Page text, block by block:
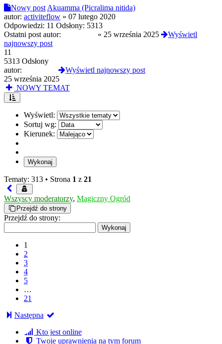
Nowy post Akuamma (Picralima nitida)
autor: activiteflow » 07 lutego 2020
Odpowiedzi: 11 Odsłony: 5313
Ostatni post autor:
« 25 września 2025
Wyświetl
najnowszy post
11
5313 Odsłony
autor:
Wyświetl najnowszy post
25 września 2025
NOWY TEMAT
Wyświetl:
Sortuj wg:
Kierunek:
Tematy: 313 • Strona 1 z 21
Wszyscy moderatorzy, Magiczny Ogród
Przejdź do strony
Przejdź do strony:
1
2
3
4
5
…
21
Następna
Kto jest online
Twoje uprawnienia na tym forum